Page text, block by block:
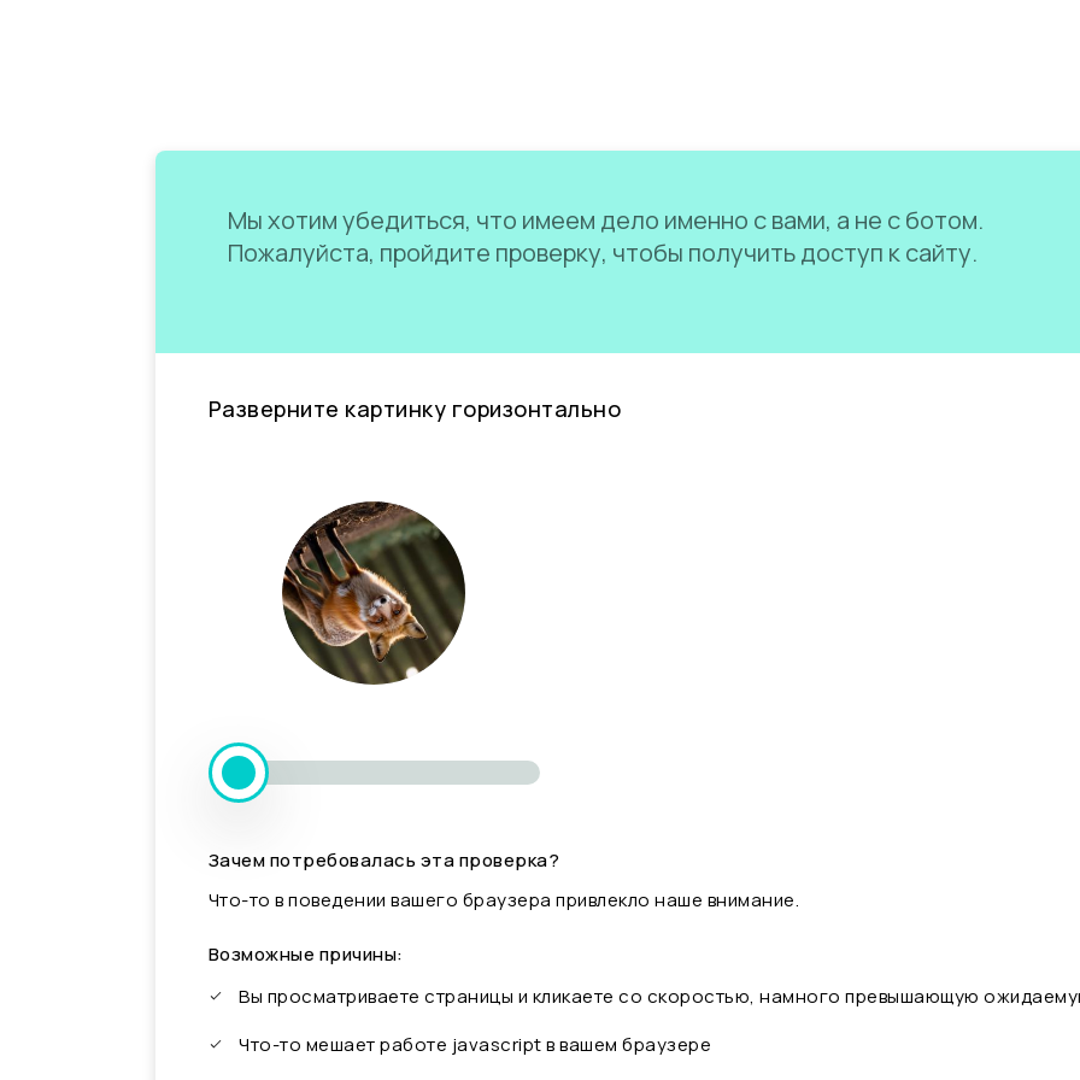
Мы хотим убедиться, что имеем дело именно с вами, а не с ботом.
Пожалуйста, пройдите проверку, чтобы получить доступ к сайту.
Разверните картинку горизонтально
Зачем потребовалась эта проверка?
Что-то в поведении вашего браузера привлекло наше внимание.
Возможные причины:
Вы просматриваете страницы и кликаете со скоростью, намного превышающую
Что-то мешает работе javascript в вашем браузере